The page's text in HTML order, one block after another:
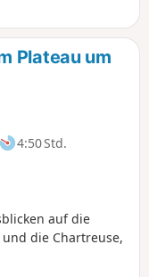
Wir waren im
zu gehen, damit
im Sommer
Plateau um
4:50 Std.
auf die
die Chartreuse,